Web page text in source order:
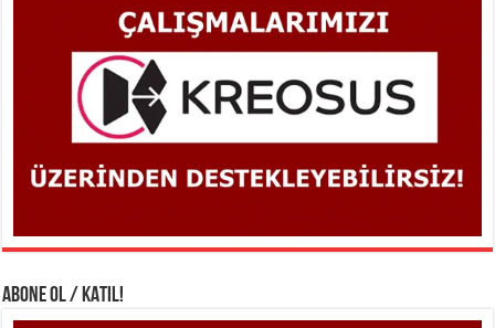
ABONE OL / KATIL!